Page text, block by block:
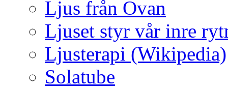
Ljus från Ovan
Ljuset styr vår inre
Ljusterapi (Wikipedia)
Solatube